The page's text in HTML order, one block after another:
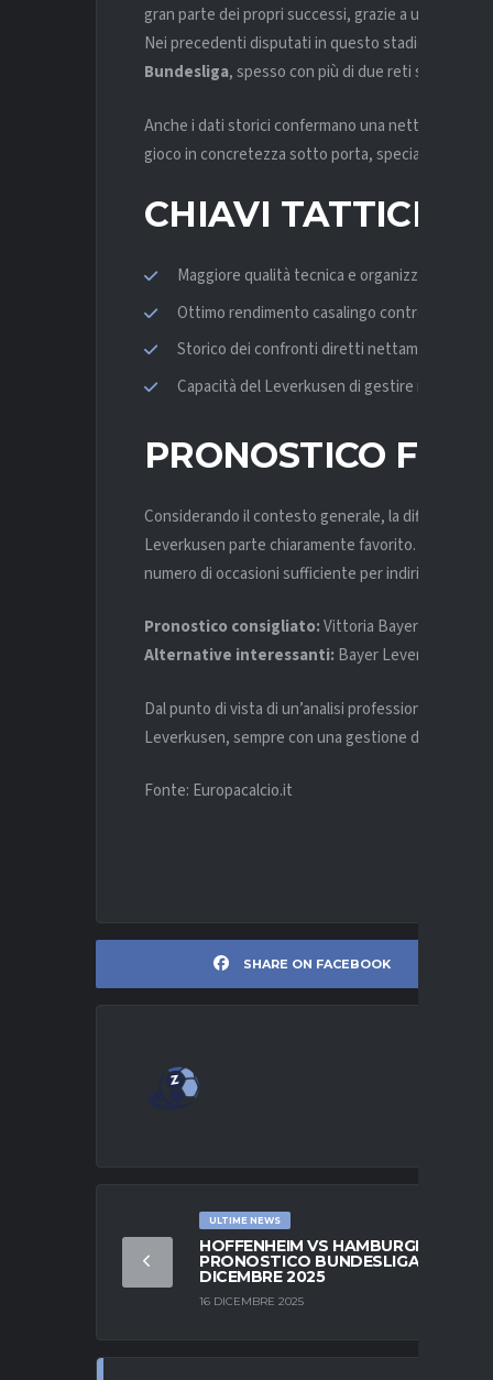
gran parte dei propri successi, grazie a una forte
Nei precedenti disputati in questo stadio contro il
Bundesliga, spesso con più di due reti segnate.
Anche i dati storici confermano una netta
gioco in concretezza sotto porta, specialmente
CHIAVI TATTICHE
Maggiore qualità tecnica e organizzazione del
Ottimo rendimento casalingo contro un Köln
Storico dei confronti diretti nettamente
Capacità del Leverkusen di gestire ritmo e
PRONOSTICO
Considerando il contesto generale, la differenza di
Leverkusen parte chiaramente favorito. È lecito
numero di occasioni sufficiente per indirizzare il
Pronostico consigliato:Vittoria Bayer Leverkusen
Alternative interessanti:Bayer Leverkusen
Dal punto di vista di un’analisi professionale,
Leverkusen, sempre con una gestione del rischio
Fonte: Europacalcio.it
SHARE ON FACEBOOK
ULTIME NEWS
HOFFENHEIM VS HAMBURGER SV –
PRONOSTICO BUNDESLIGA | 13
DICEMBRE 2025
16 DICEMBRE 2025